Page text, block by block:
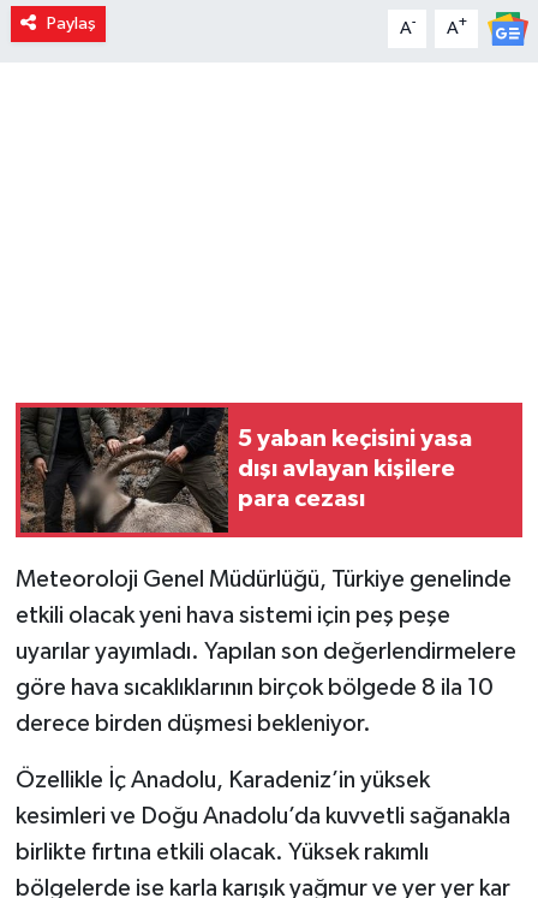
Paylaş A- A+
5 yaban keçisini yasa
dışı avlayan kişilere
para cezası
Meteoroloji Genel Müdürlüğü, Türkiye genelinde
etkili olacak yeni hava sistemi için peş peşe
uyarılar yayımladı. Yapılan son değerlendirmelere
göre hava sıcaklıklarının birçok bölgede 8 ila 10
derece birden düşmesi bekleniyor.
Özellikle İç Anadolu, Karadeniz’in yüksek
kesimleri ve Doğu Anadolu’da kuvvetli sağanakla
birlikte fırtına etkili olacak. Yüksek rakımlı
bölgelerde ise karla karışık yağmur ve yer yer kar